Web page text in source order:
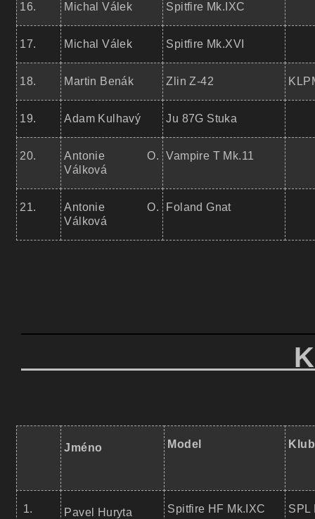
16. Michal Válek Spitfire Mk.IXC
17. Michal Válek Spitfire Mk.XVI
18. Martin Benák Zlin Z-42
19. Adam Kulhavý Ju 87G Stuka
20.
Antonie O.
Válková
Vampire T Mk.11
21.
Antonie O.
Válková
Foland Gnat
Jméno Model Klub
1. Pavel Huryta Spitfire HF Mk.IXC SPL